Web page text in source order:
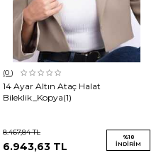
(0 )
14 Ayar Altın Ataç Halat
Bileklik_Kopya(1)
8.467,84TL
6.943,63 TL
%18
İNDIRIM